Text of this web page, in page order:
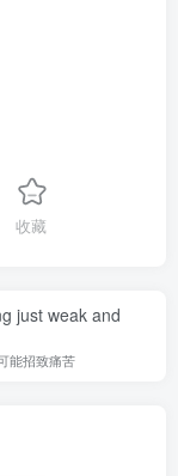
收藏
just weak and
能招致痛苦